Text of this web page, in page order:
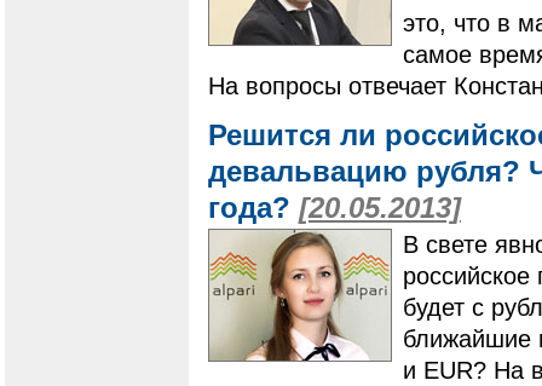
это, что в
самое
На вопросы отвечает
Решится ли
девальвацию рубля?
года? [20.05.2013]
В свете
будет с
ближайшие
и EUR? На